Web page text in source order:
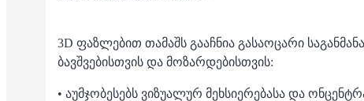
3D ფაზლებით თამაშს გააჩნია გასაოცარი
ბავშვებისთვის და მოზარდებისთვის:
• აუმჯობესებს ვიზუალურ მეხსიერებასა და